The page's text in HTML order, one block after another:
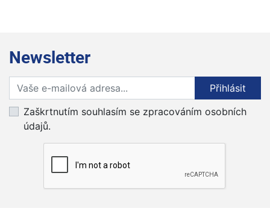
Newsletter
Přihlaste se k odběru novinek
Přihlásit
Zaškrtnutím souhlasím se zpracováním osobních
údajů.